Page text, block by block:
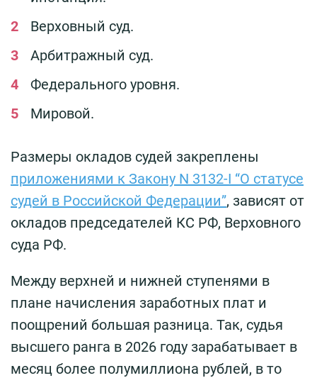
Верховный суд.
Арбитражный суд.
Федерального уровня.
Мировой.
Размеры окладов судей закреплены
приложениями к Закону N 3132-I “О статусе
судей в Российской Федерации”, зависят от
окладов председателей КС РФ, Верховного
суда РФ.
Между верхней и нижней ступенями в
плане начисления заработных плат и
поощрений большая разница. Так, судья
высшего ранга в 2026 году зарабатывает в
месяц более полумиллиона рублей, в то